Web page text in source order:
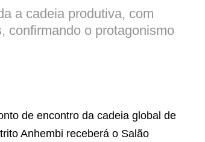
a cadeia produtiva, com
confirmando o protagonismo
de encontro da cadeia global de
Anhembi receberá o Salão